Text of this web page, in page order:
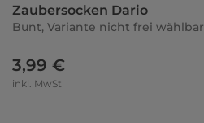
Zaubersocken Dario
Bunt, Variante nicht frei wählbar
3,99 €
inkl. MwSt